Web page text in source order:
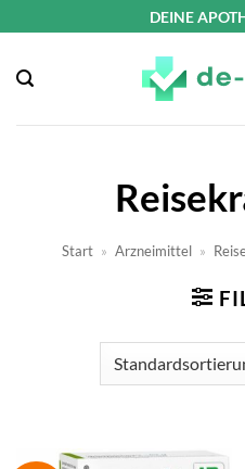
springen
DEINE
Start » Arzneimittel »